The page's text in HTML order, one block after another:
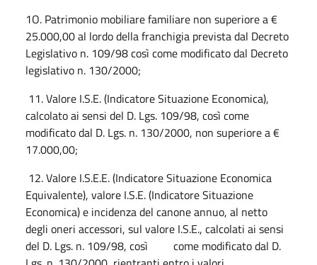
1O. Patrimonio mobiliare familiare non superiore a €
25.000,00 al lordo della franchigia prevista dal Decreto
Legislativo n. 109/98 così come modificato dal Decreto
legislativo n. 130/2000;
11. Valore I.S.E. (Indicatore Situazione Economica),
calcolato ai sensi del D. Lgs. 109/98, così come
modificato dal D. Lgs. n. 130/2000, non superiore a €
17.000,00;
12. Valore I.S.E.E. (Indicatore Situazione Economica
Equivalente), valore I.S.E. (Indicatore Situazione
Economica) e incidenza del canone annuo, al netto
degli oneri accessori, sul valore I.S.E., calcolati ai sensi
del D. Lgs. n. 109/98, così come modificato dal D.